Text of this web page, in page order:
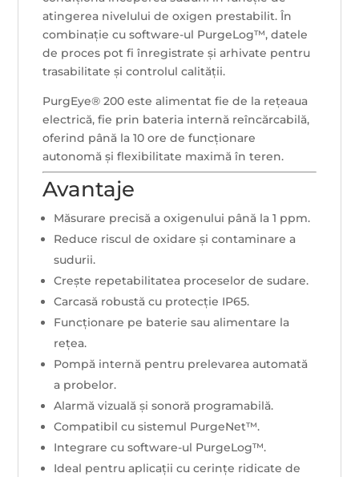
atingerea nivelului de oxigen prestabilit. În
combinație cu software-ul PurgeLog™, datele
de proces pot fi înregistrate și arhivate pentru
trasabilitate și controlul calității.
PurgEye® 200 este alimentat fie de la rețeaua
electrică, fie prin bateria internă reîncărcabilă,
oferind până la 10 ore de funcționare
autonomă și flexibilitate maximă în teren.
Avantaje
Măsurare precisă a oxigenului până la 1 ppm.
Reduce riscul de oxidare și contaminare a
sudurii.
Crește repetabilitatea proceselor de sudare.
Carcasă robustă cu protecție IP65.
Funcționare pe baterie sau alimentare la
rețea.
Pompă internă pentru prelevarea automată
a probelor.
Alarmă vizuală și sonoră programabilă.
Compatibil cu sistemul PurgeNet™.
Integrare cu software-ul PurgeLog™.
Ideal pentru aplicații cu cerințe ridicate de